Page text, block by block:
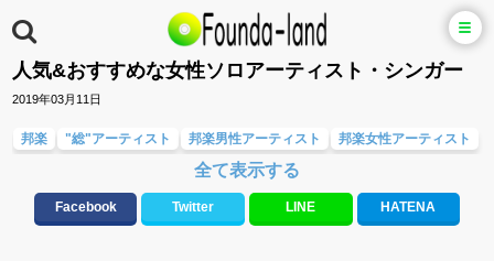
人気&おすすめな女性ソロアーティスト・シンガー
2019年03月11日
邦楽 "総"アーティスト 邦楽男性アーティスト 邦楽女性アーティスト
10、20代に人気・話題・流行・おすすめな邦楽&洋楽
応援ソング ラブソング(恋愛ソング) バラード・歌詞が泣ける歌
全て表示する
Facebook Twitter LINE HATENA